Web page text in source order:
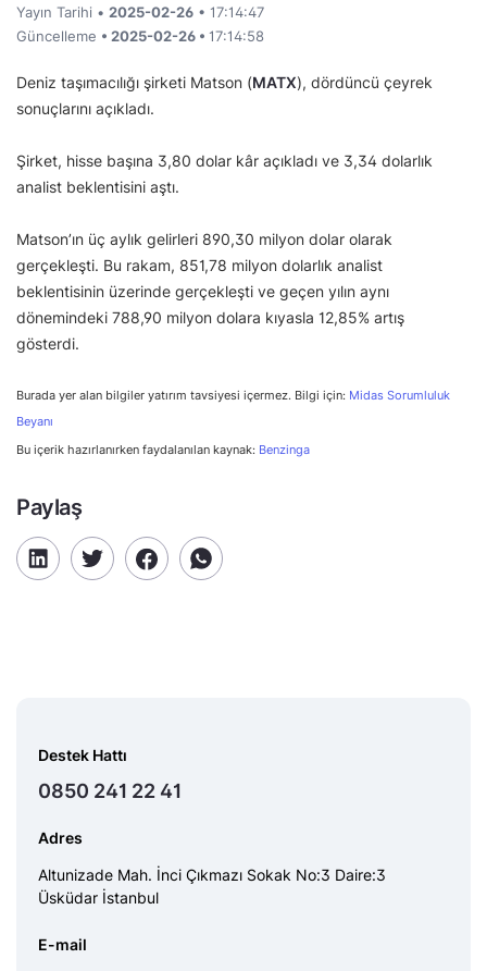
Yayın Tarihi • 2025-02-26 • 17:14:47
Güncelleme • 2025-02-26 • 17:14:58
Deniz taşımacılığı şirketi Matson (MATX), dördüncü çeyrek
sonuçlarını açıkladı.
Şirket, hisse başına 3,80 dolar kâr açıkladı ve 3,34 dolarlık
analist beklentisini aştı.
Matson’ın üç aylık gelirleri 890,30 milyon dolar olarak
gerçekleşti. Bu rakam, 851,78 milyon dolarlık analist
beklentisinin üzerinde gerçekleşti ve geçen yılın aynı
dönemindeki 788,90 milyon dolara kıyasla 12,85% artış
gösterdi.
Burada yer alan bilgiler yatırım tavsiyesi içermez. Bilgi için: Midas Sorumluluk
Beyanı
Bu içerik hazırlanırken faydalanılan kaynak: Benzinga
Paylaş
Destek Hattı
0850 241 22 41
Adres
Altunizade Mah. İnci Çıkmazı Sokak No:3 Daire:3
Üsküdar İstanbul
E-mail